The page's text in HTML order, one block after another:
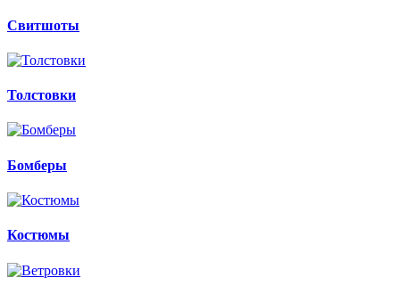
Свитшоты
Толстовки
Бомберы
Костюмы